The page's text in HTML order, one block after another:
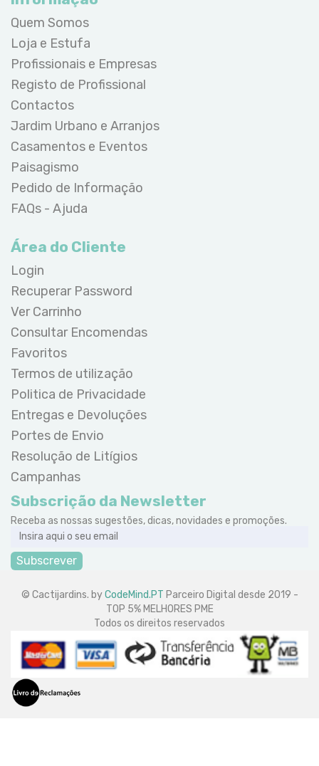
Quem Somos
Loja e Estufa
Profissionais e Empresas
Registo de Profissional
Contactos
Jardim Urbano e Arranjos
Casamentos e Eventos
Paisagismo
Pedido de Informação
FAQs - Ajuda
Área do Cliente
Login
Recuperar Password
Ver Carrinho
Consultar Encomendas
Favoritos
Termos de utilização
Politica de Privacidade
Entregas e Devoluções
Portes de Envio
Resolução de Litígios
Campanhas
Subscrição da Newsletter
Receba as nossas sugestões, dicas, novidades e promoções.
Subscrever
© Cactijardins. byCodeMind.PT Parceiro Digital desde 2019 -
TOP 5% MELHORES PME
Todos os direitos reservados